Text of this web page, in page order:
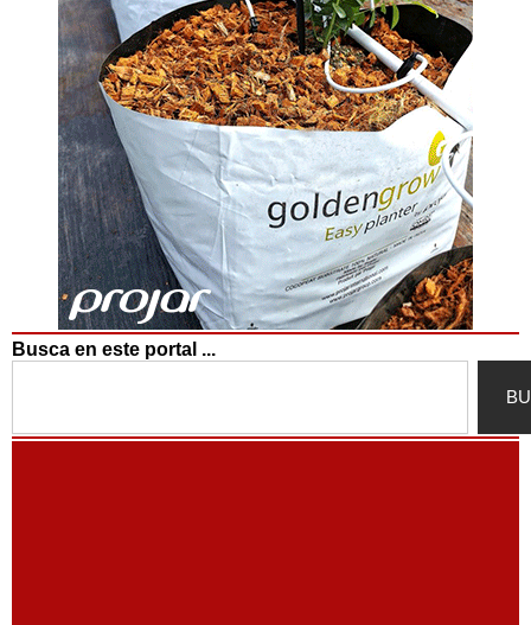
Busca en este portal ...